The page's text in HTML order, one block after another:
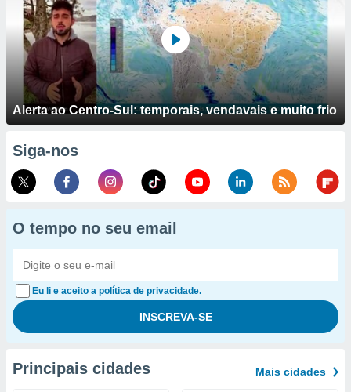
Alerta ao Centro-Sul: temporais, vendavais e muito frio
Siga-nos
O tempo no seu email
Eu li e aceito a política de privacidade.
Principais cidades Mais cidades